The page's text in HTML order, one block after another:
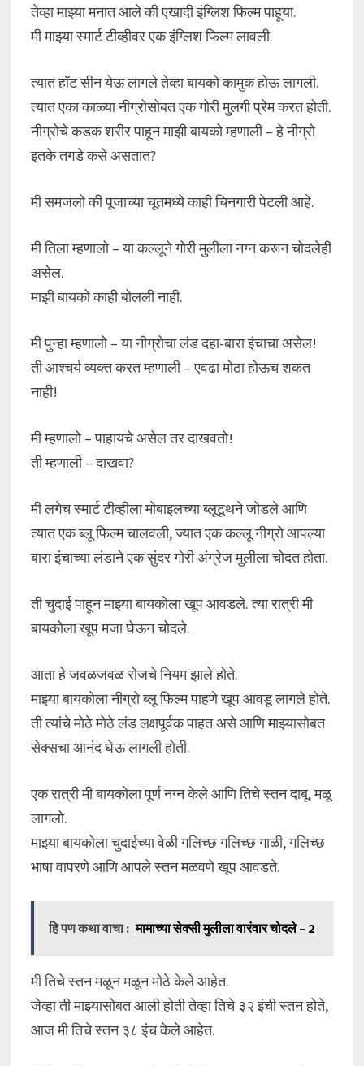
तेव्हा माझ्या मनात आले की एखादी इंग्लिश फिल्म पाहूया.
मी माझ्या स्मार्ट टीव्हीवर एक इंग्लिश फिल्म लावली.
त्यात हॉट सीन येऊ लागले तेव्हा बायको कामुक होऊ लागली.
त्यात एका काळ्या नीग्रोसोबत एक गोरी मुलगी प्रेम करत होती.
नीग्रोचे कडक शरीर पाहून माझी बायको म्हणाली – हे नीग्रो
इतके तगडे कसे असतात?
मी समजलो की पूजाच्या चूतमध्ये काही चिनगारी पेटली आहे.
मी तिला म्हणालो – या कल्लूने गोरी मुलीला नग्न करून चोदलेही
असेल.
माझी बायको काही बोलली नाही.
मी पुन्हा म्हणालो – या नीग्रोचा लंड दहा-बारा इंचाचा असेल!
ती आश्चर्य व्यक्त करत म्हणाली – एवढा मोठा होऊच शकत
नाही!
मी म्हणालो – पाहायचे असेल तर दाखवतो!
ती म्हणाली – दाखवा?
मी लगेच स्मार्ट टीव्हीला मोबाइलच्या ब्लूटूथने जोडले आणि
त्यात एक ब्लू फिल्म चालवली, ज्यात एक कल्लू नीग्रो आपल्या
बारा इंचाच्या लंडाने एक सुंदर गोरी अंग्रेज मुलीला चोदत होता.
ती चुदाई पाहून माझ्या बायकोला खूप आवडले. त्या रात्री मी
बायकोला खूप मजा घेऊन चोदले.
आता हे जवळजवळ रोजचे नियम झाले होते.
माझ्या बायकोला नीग्रो ब्लू फिल्म पाहणे खूप आवडू लागले होते.
ती त्यांचे मोठे मोठे लंड लक्षपूर्वक पाहत असे आणि माझ्यासोबत
सेक्सचा आनंद घेऊ लागली होती.
एक रात्री मी बायकोला पूर्ण नग्न केले आणि तिचे स्तन दाबू, मळू
लागलो.
माझ्या बायकोला चुदाईच्या वेळी गलिच्छ गलिच्छ गाळी, गलिच्छ
भाषा वापरणे आणि आपले स्तन मळवणे खूप आवडते.
हि पण कथा वाचा : मामाच्या सेक्सी मुलीला वारंवार चोदले – 2
मी तिचे स्तन मळून मळून मोठे केले आहेत.
जेव्हा ती माझ्यासोबत आली होती तेव्हा तिचे ३२ इंची स्तन होते,
आज मी तिचे स्तन ३८ इंच केले आहेत.